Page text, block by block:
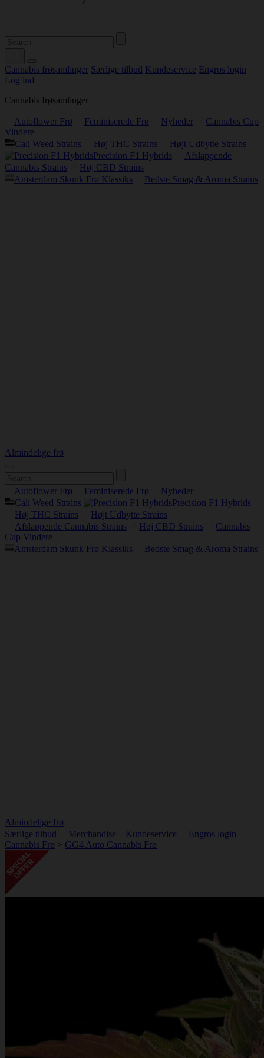
Cannabis frøsamlinger Særlige tilbud Kundeservice Engros login
Log ind
Cannabis frøsamlinger
Autoflower Frø Feminiserede Frø Nyheder
Cannabis Cup
Vindere
Cali Weed Strains
Høj THC Strains
Højt Udbytte Strains
Precision F1 Hybrids
Afslappende
Cannabis Strains
Høj CBD Strains
Amsterdam Skunk Frø Klassiks
Bedste Smag & Aroma Strains
Almindelige frø
Autoflower Frø Feminiserede Frø
Nyheder
Cali Weed Strains
Precision F1 Hybrids
Høj THC Strains
Højt Udbytte Strains
Afslappende Cannabis Strains
Høj CBD Strains
Cannabis
Cup Vindere
Amsterdam Skunk Frø Klassiks
Bedste Smag & Aroma Strains
Almindelige frø
Særlige tilbud
Merchandise Kundeservice
Engros login
Cannabis Frø > GG4 Auto Cannabis Frø